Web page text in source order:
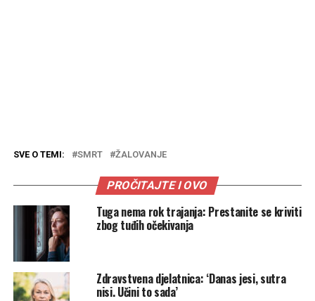
SVE O TEMI: SMRT ŽALOVANJE
PROČITAJTE I OVO
Tuga nema rok trajanja: Prestanite se kriviti
zbog tuđih očekivanja
Zdravstvena djelatnica: ‘Danas jesi, sutra
nisi. Učini to sada’